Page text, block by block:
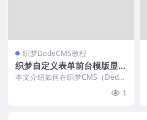
织梦DedeCMS教程
织梦自定义表单前台模版显示
分页调用
本文介绍如何在织梦CMS（Dede
1